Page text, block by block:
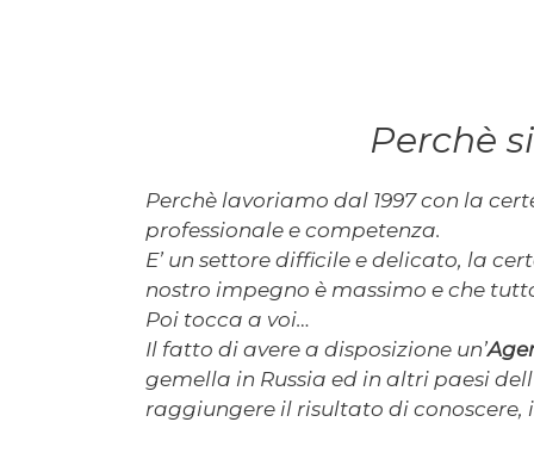
Perchè
Perchè lavoriamo dal 1997 con la
professionale e competenza.
E’ un settore difficile e delicato, la
nostro impegno è massimo e che
Poi tocca a voi…
Il fatto di avere a disposizione un’
gemella in Russia ed in altri paesi
raggiungere il risultato di conoscere,